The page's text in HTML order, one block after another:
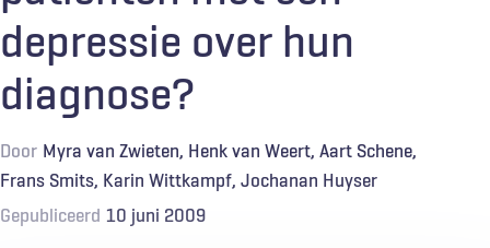
depressie over hun
diagnose?
Door Myra van Zwieten Henk van Weert Aart Schene
Frans Smits Karin Wittkampf Jochanan Huyser
Gepubliceerd 10 juni 2009